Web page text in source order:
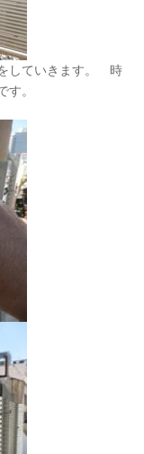
していきます。 時
す。